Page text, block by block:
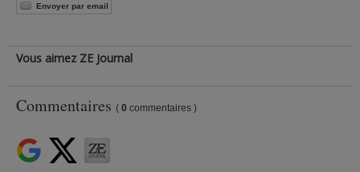
Envoyer par email
Vous aimez ZE Journal
Commentaires ( 0 commentaires )